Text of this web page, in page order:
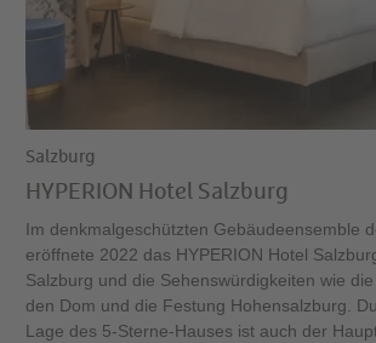
Salzburg
HYPERION Hotel Salzburg
Im denkmalgeschützten Gebäudeensemble
eröffnete 2022 das HYPERION Hotel
Salzburg und die Sehenswürdigkeiten wie
den Dom und die Festung Hohensalzburg.
Lage des 5-Sterne-Hauses ist auch der